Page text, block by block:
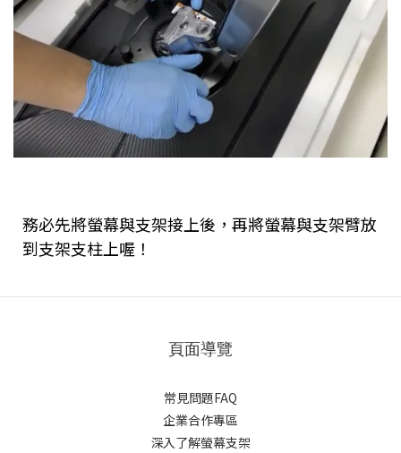
務必先將螢幕與支架接上後，再將螢幕與支架臂放
到支架支柱上喔！
頁面導覽
常見問題FAQ
企業合作專區
深入了解螢幕支架